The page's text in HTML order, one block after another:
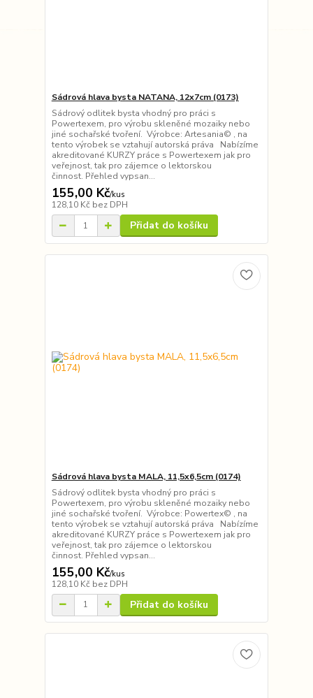
Sádrová hlava bysta NATANA, 12x7cm (0173)
Sádrový odlitek bysta vhodný pro práci s
Powertexem, pro výrobu skleněné mozaiky nebo
jiné sochařské tvoření. Výrobce: Artesania© , na
tento výrobek se vztahují autorská práva Nabízíme
akreditované KURZY práce s Powertexem jak pro
veřejnost, tak pro zájemce o lektorskou
činnost. Přehled vypsan...
155,00 Kč/kus
128,10 Kč bez DPH
Přidat do košíku
Sádrová hlava bysta MALA, 11,5x6,5cm (0174)
Sádrový odlitek bysta vhodný pro práci s
Powertexem, pro výrobu skleněné mozaiky nebo
jiné sochařské tvoření. Výrobce: Powertex© , na
tento výrobek se vztahují autorská práva Nabízíme
akreditované KURZY práce s Powertexem jak pro
veřejnost, tak pro zájemce o lektorskou
činnost. Přehled vypsan...
155,00 Kč/kus
128,10 Kč bez DPH
Přidat do košíku